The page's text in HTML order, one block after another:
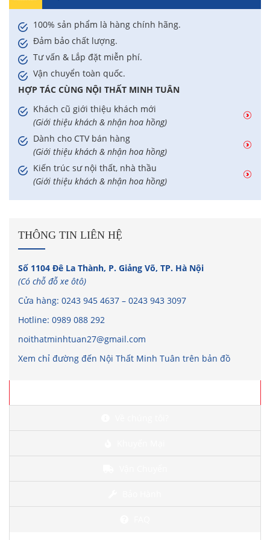
100% sản phẩm là hàng chính hãng.
Đảm bảo chất lượng.
Tư vấn & Lắp đặt miễn phí.
Vận chuyển toàn quốc.
HỢP TÁC CÙNG NỘI THẤT MINH TUÂN
Khách cũ giới thiệu khách mới
(Giới thiệu khách & nhận hoa hồng)
Dành cho CTV bán hàng
(Giới thiệu khách & nhận hoa hồng)
Kiến trúc sư nội thất, nhà thầu
(Giới thiệu khách & nhận hoa hồng)
THÔNG TIN LIÊN HỆ
Số 1104 Đê La Thành, P. Giảng Võ, TP. Hà Nội
(Có chỗ đỗ xe ôtô)
Cửa hàng: 0243 945 4637 – 0243 943 3097
Hotline: 0989 088 292
noithatminhtuan27@gmail.com
Xem chỉ đường đến Nội Thất Minh Tuân trên bản đồ